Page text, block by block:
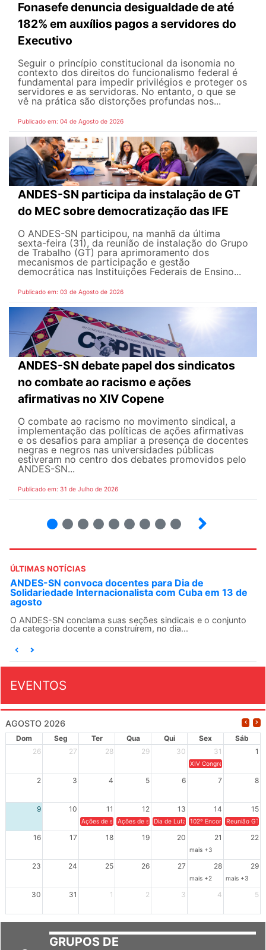
Fonasefe denuncia desigualdade de até
182% em auxílios pagos a servidores do
Executivo
Seguir o princípio constitucional da isonomia no
contexto dos direitos do funcionalismo federal é
fundamental para impedir privilégios e proteger os
servidores e as servidoras. No entanto, o que se
vê na prática são distorções profundas nos...
Publicado em: 04 de Agosto de 2026
ANDES-SN participa da instalação de GT
do MEC sobre democratização das IFE
O ANDES-SN participou, na manhã da última
sexta-feira (31), da reunião de instalação do Grupo
de Trabalho (GT) para aprimoramento dos
mecanismos de participação e gestão
democrática nas Instituições Federais de Ensino...
Publicado em: 03 de Agosto de 2026
ANDES-SN debate papel dos sindicatos
no combate ao racismo e ações
afirmativas no XIV Copene
O combate ao racismo no movimento sindical, a
implementação das políticas de ações afirmativas
e os desafios para ampliar a presença de docentes
negras e negros nas universidades públicas
estiveram no centro dos debates promovidos pelo
ANDES-SN...
Publicado em: 31 de Julho de 2026
ÚLTIMAS NOTÍCIAS
ANDES-SN convoca docentes para Dia de
Solidariedade Internacionalista com Cuba em 13 de
agosto
O ANDES-SN conclama suas seções sindicais e o conjunto
da categoria docente a construírem, no dia...
EVENTOS
AGOSTO 2026
Dom Seg Ter Qua Qui Sex
Sáb
26
27 28 29 30 31 1
XIV Congresso Brasileiro
2 3 4 5 6 7 8
9 10 11 12 13 14 15
Ações de solidariedade a Cuba no Rio Grande do Sul - 100
Ações de solidariedade a Cuba no Rio Grande do
Dia de Luta em Defesa de Cuba e da
102º Encontro da
Reunião
16 17 18 19 20 21 22
mais +3
23 24 25 26 27 28 29
mais +2 mais +3
30 31 1 2 3 4 5
GRUPOS DE